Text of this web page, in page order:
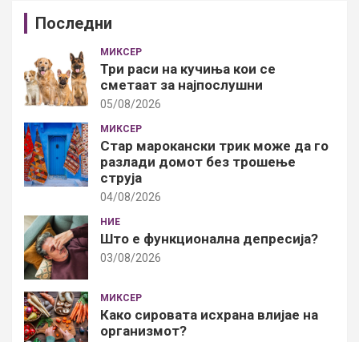
Последни
МИКСЕР
Три раси на кучиња кои се
сметаат за најпослушни
05/08/2026
МИКСЕР
Стар марокански трик може да го
разлади домот без трошење
струја
04/08/2026
НИЕ
Што е функционална депресија?
03/08/2026
МИКСЕР
Како сировата исхрана влијае на
организмот?